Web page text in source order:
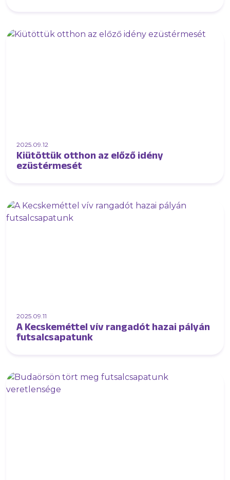
2025.09.12
Kiütöttük otthon az előző idény
ezüstérmesét
2025.09.11
A Kecskeméttel vív rangadót hazai pályán
futsalcsapatunk